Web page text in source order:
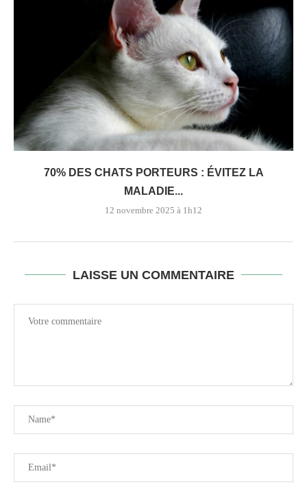
70% DES CHATS PORTEURS : ÉVITEZ LA
MALADIE...
12 novembre 2025 à 1h12
LAISSE UN COMMENTAIRE